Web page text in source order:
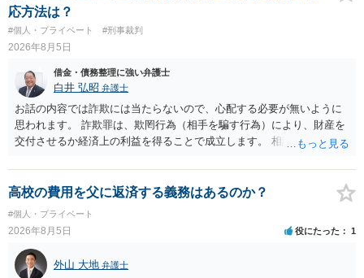
応方法は？
#個人・プライベート #刑事裁判
2026年8月5日
借金・債務整理に強い弁護士
白井 弘昭 弁護士
お話の内容では詐欺には当たらないので、心配する必要が無いように
思われます。 詐欺罪は、欺罔行為（相手を騙す行為）により、財産を
交付させるか経済上の利益を得ることで成立します。 相談者さんは、
ので、詐欺罪の実行行為性が無く罪に問うことはできません。 おそら
く、相手が真実を話せば警察も取り合わないと思いますが、虚偽の内
容を述べた場合は、捜査はあるかもしれません。 ただし、捜査におい
て、真実を説明すれば、「ちゃんと返しなさいよ」程度の注意で済む
ことだと思われます。 また、返せるお金が無いのであれば、返せない
のは致し方ありません。真摯に分割して支払うことを相手に告げてい
くのみでしょう。 以上、ご参考まで。
高校の費用を父に返済する義務はあるのか？
#個人・プライベート
2026年8月5日 役にたった 1
外山 大地 弁護士